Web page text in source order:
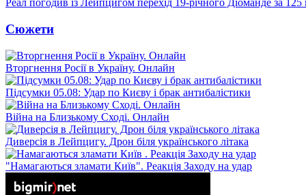
Реал погодив із Лейпцигом перехід 19-річного Діоманде за
Сюжети
Вторгнення Росії в Україну. Онлайн
Підсумки 05.08: Удар по Києву і брак антибалістики
Війна на Близькому Сході. Онлайн
Диверсія в Лейпцигу. Дрон біля українського літака
"Намагаються зламати Київ". Реакція Заходу на удар